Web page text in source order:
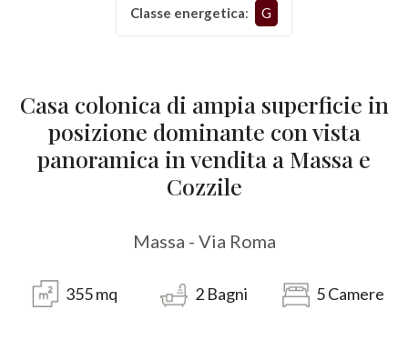
Classe energetica: G
Casa colonica di ampia superficie in
posizione dominante con vista
panoramica in vendita a Massa e
Cozzile
Massa - Via Roma
355mq 2Bagni 5Camere
Qualsiasi
Industriali